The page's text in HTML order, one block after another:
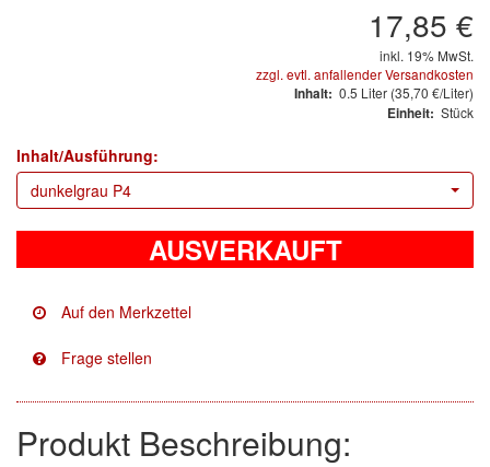
3M
(2)
Colad
(9)
COLOR-EXPERT
(5)
Finixa
17,85 €
inkl. 19% MwSt.
zzgl. evtl. anfallender Versandkosten
Inhalt: 0.5 Liter (35,70 €/Liter)
Einheit: Stück
Inhalt/Ausführung:
dunkelgrau P4
AUSVERKAUFT
Produkt Beschreibung: